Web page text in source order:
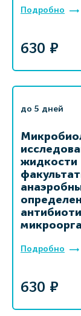
Подробно
630 ₽
до 5 дней
жидкости
Подробно
630 ₽